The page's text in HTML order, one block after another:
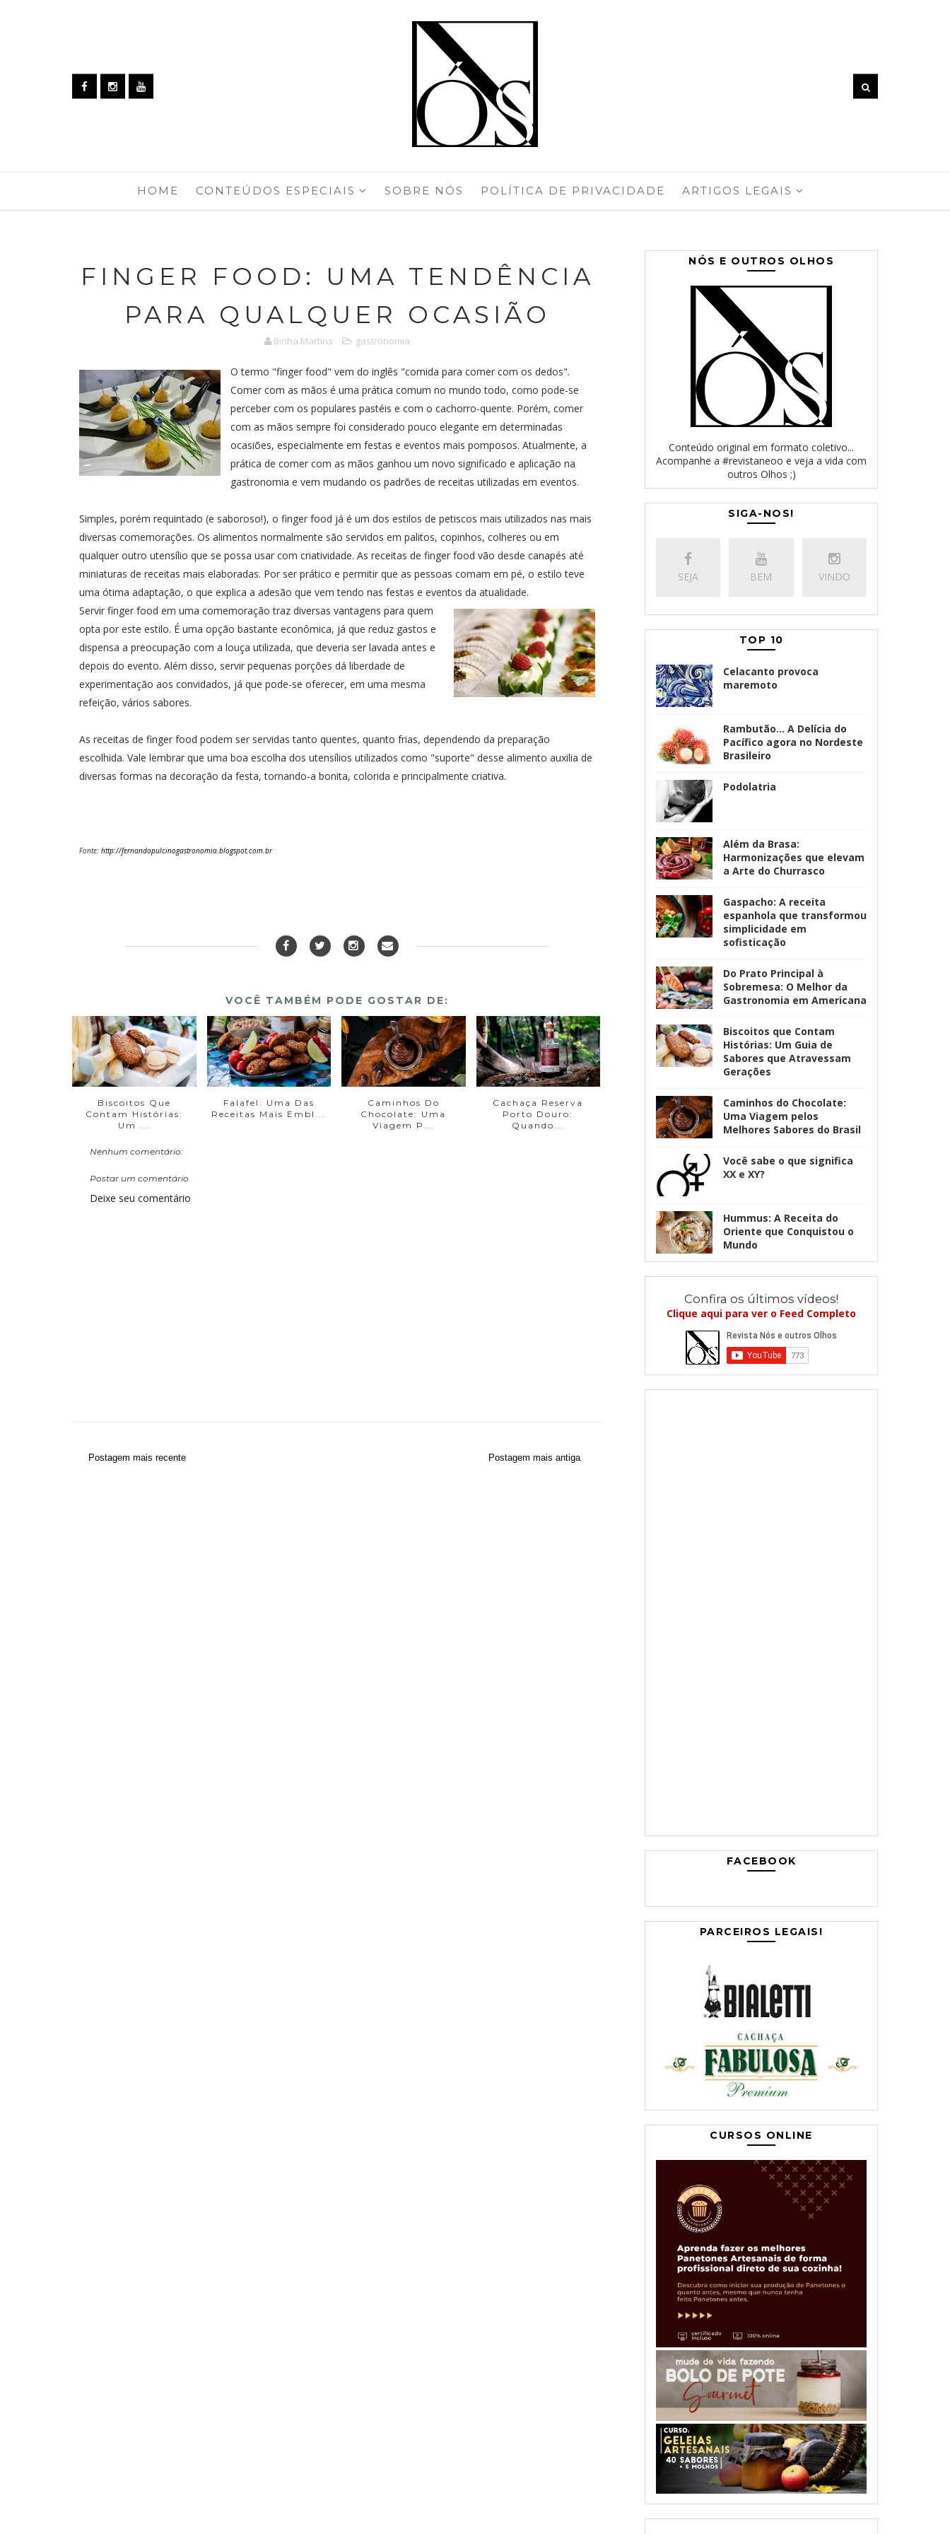
HOME CONTEÚDOS ESPECIAIS SOBRE NÓS POLÍTICA DE PRIVACIDADE ARTIGOS LEGAIS
FINGER FOOD: UMA TENDÊNCIA
PARA QUALQUER OCASIÃO
Binha Martins gastronomia
O termo "finger food" vem do inglês "comida para comer com os dedos".
Comer com as mãos é uma prática comum no mundo todo, como pode-se
perceber com os populares pastéis e com o cachorro-quente. Porém, comer
com as mãos sempre foi considerado pouco elegante em determinadas
ocasiões, especialmente em festas e eventos mais pomposos. Atualmente, a
prática de comer com as mãos ganhou um novo significado e aplicação na
gastronomia e vem mudando os padrões de receitas utilizadas em eventos.
Simples, porém requintado (e saboroso!), o finger food já é um dos estilos de petiscos mais utilizados nas mais
diversas comemorações. Os alimentos normalmente são servidos em palitos, copinhos, colheres ou em
qualquer outro utensílio que se possa usar com criatividade. As receitas de finger food vão desde canapés até
miniaturas de receitas mais elaboradas. Por ser prático e permitir que as pessoas comam em pé, o estilo teve
uma ótima adaptação, o que explica a adesão que vem tendo nas festas e eventos da atualidade.
Servir finger food em uma comemoração traz diversas vantagens para quem
opta por este estilo. É uma opção bastante econômica, já que reduz gastos e
dispensa a preocupação com a louça utilizada, que deveria ser lavada antes e
depois do evento. Além disso, servir pequenas porções dá liberdade de
experimentação aos convidados, já que pode-se oferecer, em uma mesma
refeição, vários sabores.
As receitas de finger food podem ser servidas tanto quentes, quanto frias, dependendo da preparação
escolhida. Vale lembrar que uma boa escolha dos utensílios utilizados como "suporte" desse alimento auxilia de
diversas formas na decoração da festa, tornando-a bonita, colorida e principalmente criativa.
Fonte: http://fernandopulcinogastronomia.blogspot.com.br
VOCÊ TAMBÉM PODE GOSTAR DE:
Biscoitos Que
Contam Histórias:
Um ...
Falafel: Uma Das
Receitas Mais Embl...
Caminhos Do
Chocolate: Uma
Viagem P...
Cachaça Reserva
Porto Douro:
Quando...
Nenhum comentário:
Postar um comentário
Deixe seu comentário
Postagem mais recente Postagem mais antiga
NÓS E OUTROS OLHOS
Conteúdo original em formato coletivo...
Acompanhe a #revistaneoo e veja a vida com
outros Olhos ;)
SIGA-NOS!
SEJA BEM VINDO
TOP 10
Celacanto provoca
maremoto
Rambutão... A Delícia do
Pacífico agora no Nordeste
Brasileiro
Podolatria
Além da Brasa:
Harmonizações que elevam
a Arte do Churrasco
Gaspacho: A receita
espanhola que transformou
simplicidade em
sofisticação
Do Prato Principal à
Sobremesa: O Melhor da
Gastronomia em Americana
Biscoitos que Contam
Histórias: Um Guia de
Sabores que Atravessam
Gerações
Caminhos do Chocolate:
Uma Viagem pelos
Melhores Sabores do Brasil
Você sabe o que significa
XX e XY?
Hummus: A Receita do
Oriente que Conquistou o
Mundo
Confira os últimos vídeos!
Clique aqui para ver o Feed Completo
FACEBOOK
PARCEIROS LEGAIS!
CURSOS ONLINE